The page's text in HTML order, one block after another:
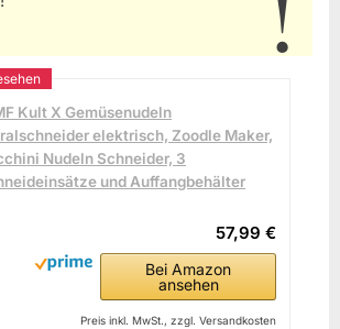
Kult X Gemüsenudeln
elektrisch, Zoodle Maker,
Nudeln Schneider, 3
und Auffangbehälter
57,99 €
Bei Amazon
ansehen
Preis inkl. MwSt., zzgl. Versandkosten